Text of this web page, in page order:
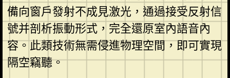
備向窗戶發射不成見激光，通過接受反射信
號并剖析振動形式，完全還原室內語音內
容。此類技術無需侵進物理空間，即可實現
隔空竊聽。